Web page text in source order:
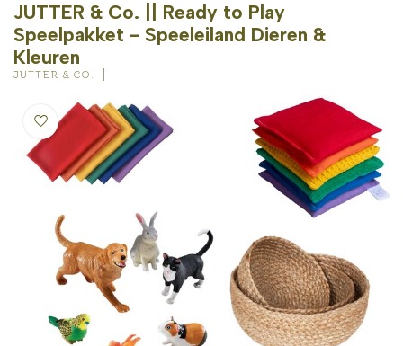
JUTTER & Co. || Ready to Play
Speelpakket - Speeleiland Dieren &
Kleuren
JUTTER & CO.